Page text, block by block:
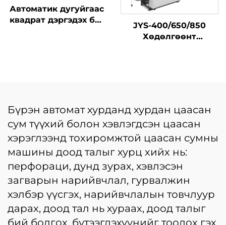
Автоматик дугуйгаас
квадрат дэргэдэх баг
JYS-400/650/850
Хөдөлгөөнт
Бүрэн автомат хурданд хурдан цаасан
сум түүхий болон хэвлэгдсэн цаасан
хэрэглээнд тохиромжтой цаасан сумны
машины доод талыг хурц хийх нь:
перфораци, дунд зурах, хэвлэсэн
загварын нарийвчлал, гурвалжин
хэлбэр үүсгэх, нарийвчлалын товчлуур
дарах, доод тал нь хураах, доод талыг
бий болгох, бүтээгдэхүүнийг тоолох гэх